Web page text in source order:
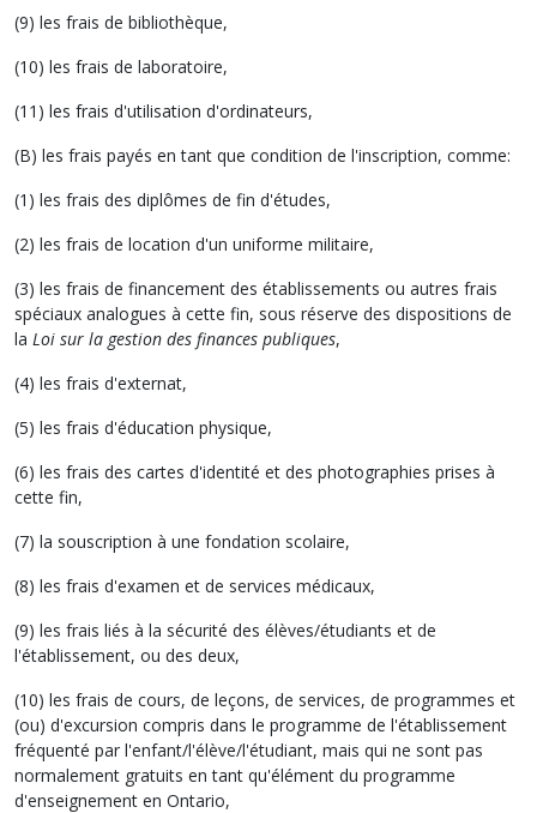
(9) les frais de bibliothèque,
(10) les frais de laboratoire,
(11) les frais d'utilisation d'ordinateurs,
(B) les frais payés en tant que condition de l'inscription, comme:
(1) les frais des diplômes de fin d'études,
(2) les frais de location d'un uniforme militaire,
(3) les frais de financement des établissements ou autres frais
spéciaux analogues à cette fin, sous réserve des dispositions de
la Loi sur la gestion des finances publiques,
(4) les frais d'externat,
(5) les frais d'éducation physique,
(6) les frais des cartes d'identité et des photographies prises à
cette fin,
(7) la souscription à une fondation scolaire,
(8) les frais d'examen et de services médicaux,
(9) les frais liés à la sécurité des élèves/étudiants et de
l'établissement, ou des deux,
(10) les frais de cours, de leçons, de services, de programmes et
(ou) d'excursion compris dans le programme de l'établissement
fréquenté par l'enfant/l'élève/l'étudiant, mais qui ne sont pas
normalement gratuits en tant qu'élément du programme
d'enseignement en Ontario,